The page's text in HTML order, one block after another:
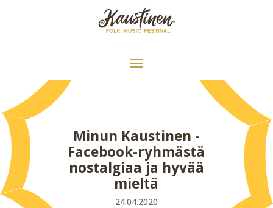
Minun Kaustinen -
Facebook-ryhmästä
nostalgiaa ja hyvää
mieltä
24.04.2020